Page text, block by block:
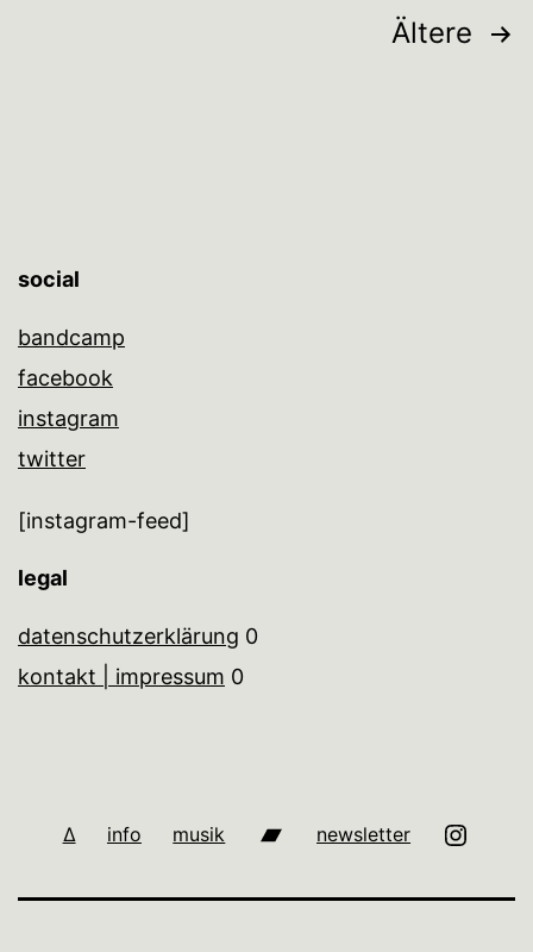
Seitennummerierung
Ältere
social
bandcamp
facebook
instagram
twitter
[instagram-feed]
legal
datenschutzerklärung 0
kontakt | impressum 0
∆ info musik bandcamp
newsletter